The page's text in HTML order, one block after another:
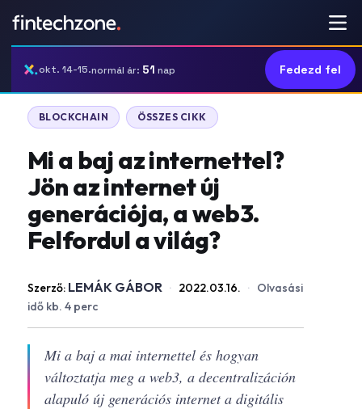
okt. 14-15.normál ár: 51 nap Fedezd fel
BLOCKCHAIN ÖSSZES CIKK
Mi a baj az internettel?
Jön az internet új
generációja, a web3.
Felfordul a világ?
Szerző: LEMÁK GÁBOR · 2022.03.16. · Olvasási
idő kb. 4 perc
Mi a baj a mai internettel és hogyan
változtatja meg a web3, a decentralizáción
alapuló új generációs internet a digitális